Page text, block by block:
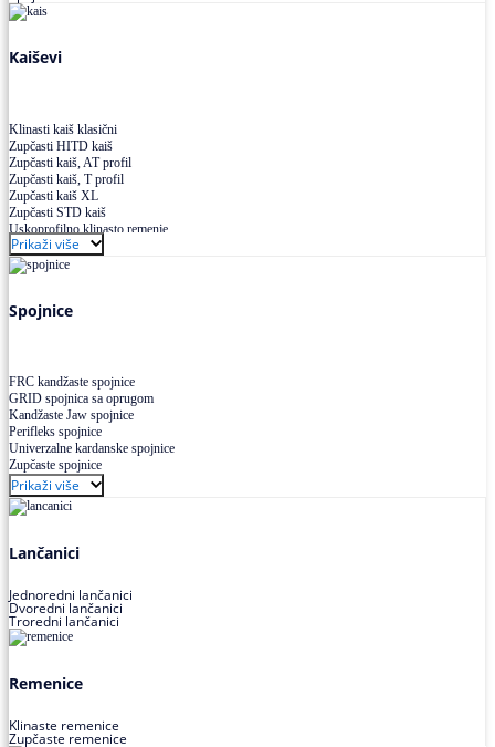
Kaiševi
Klinasti kaiš klasični
Zupčasti HITD kaiš
Zupčasti kaiš, AT profil
Zupčasti kaiš, T profil
Zupčasti kaiš XL
Zupčasti STD kaiš
Uskoprofilno klinasto remenje
Uskoprofilno klinasto remenje spojeno
Uskoprofilno klinasto remenje XP extra power
Višekanalno remenje PJ,PK
Prikaži više
Spojnice
FRC kandžaste spojnice
GRID spojnica sa oprugom
Kandžaste Jaw spojnice
Perifleks spojnice
Univerzalne kardanske spojnice
Zupčaste spojnice
Prikaži više
Lančanici
Jednoredni lančanici
Dvoredni lančanici
Troredni lančanici
Remenice
Klinaste remenice
Zupčaste remenice